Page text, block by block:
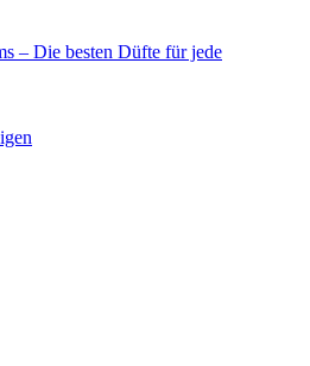
– Die besten Düfte für jede